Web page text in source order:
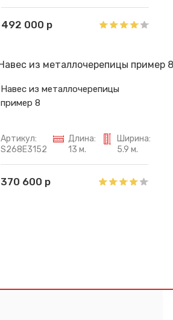
492 000 р
Навес из металлочерепицы
пример 8
Артикул:
S268E3152
Длина:
13 м.
Ширина:
5.9 м.
370 600 р